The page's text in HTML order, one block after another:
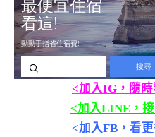
<加入IG，隨
<加入LINE，
<加入FB，看